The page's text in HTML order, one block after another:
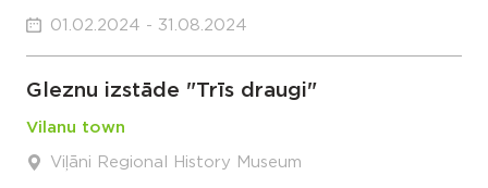
01.02.2024 - 31.08.2024
Gleznu izstāde "Trīs draugi"
Vilanu town
Viļāni Regional History Museum